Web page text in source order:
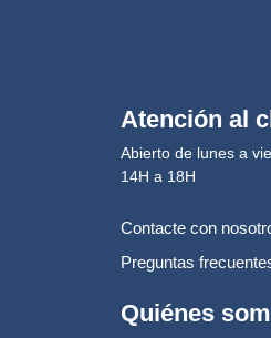
Atención al
Abierto de lunes a
14H a 18H
Contacte con
Preguntas
Quiénes